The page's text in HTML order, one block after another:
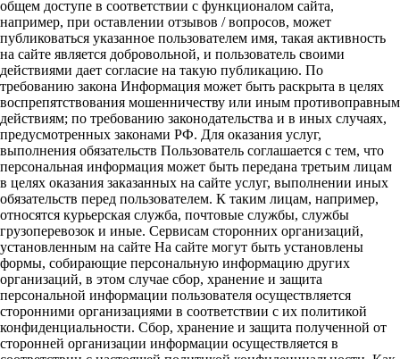
общем доступе в соответствии с функционалом сайта,
например, при оставлении отзывов / вопросов, может
публиковаться указанное пользователем имя, такая активность
на сайте является добровольной, и пользователь своими
действиями дает согласие на такую публикацию. По
требованию закона Информация может быть раскрыта в целях
воспрепятствования мошенничеству или иным противоправным
действиям; по требованию законодательства и в иных случаях,
предусмотренных законами РФ. Для оказания услуг,
выполнения обязательств Пользователь соглашается с тем, что
персональная информация может быть передана третьим лицам
в целях оказания заказанных на сайте услуг, выполнении иных
обязательств перед пользователем. К таким лицам, например,
относятся курьерская служба, почтовые службы, службы
грузоперевозок и иные. Сервисам сторонних организаций,
установленным на сайте На сайте могут быть установлены
формы, собирающие персональную информацию других
организаций, в этом случае сбор, хранение и защита
персональной информации пользователя осуществляется
сторонними организациями в соответствии с их политикой
конфиденциальности. Сбор, хранение и защита полученной от
сторонней организации информации осуществляется в